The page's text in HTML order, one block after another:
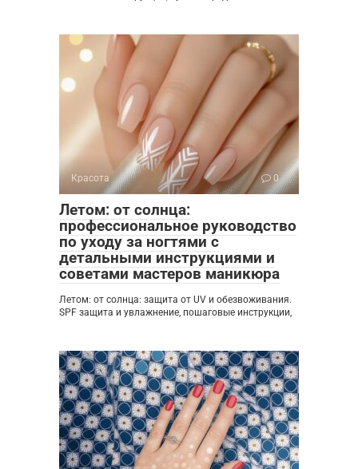
Красота 0
Летом: от солнца:
профессиональное руководство
по уходу за ногтями с
детальными инструкциями и
советами мастеров маникюра
Летом: от солнца: защита от UV и обезвоживания.
SPF защита и увлажнение, пошаговые инструкции,